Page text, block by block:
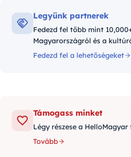
Legyünk partnerek
Fedezd fel több mint
Magyarországról és a
Fedezd fel a lehetőségeket
Támogass minket
Légy részese a HelloMagyar
Tovább